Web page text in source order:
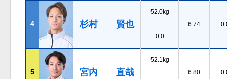
4 杉村 賢也
52.0kg
6.74
0.0
5 宮内 直哉
52.1kg
6.80